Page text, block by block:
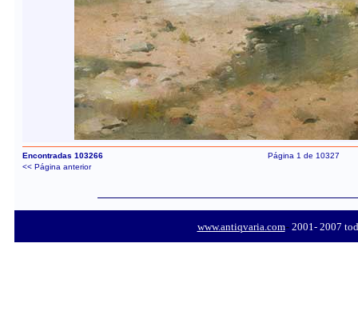
Encontradas 103266
Página 1 de 10327
<< Página anterior
www.antiqvaria.com-2001- 2007